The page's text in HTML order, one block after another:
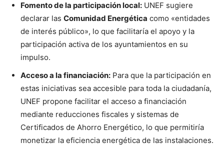
Fomento de la participación local: UNEF sugiere
declarar las Comunidad Energética como «entidades
de interés público», lo que facilitaría el apoyo y la
participación activa de los ayuntamientos en su
impulso.
Acceso a la financiación: Para que la participación en
estas iniciativas sea accesible para toda la ciudadanía,
UNEF propone facilitar el acceso a financiación
mediante reducciones fiscales y sistemas de
Certificados de Ahorro Energético, lo que permitiría
monetizar la eficiencia energética de las instalaciones.